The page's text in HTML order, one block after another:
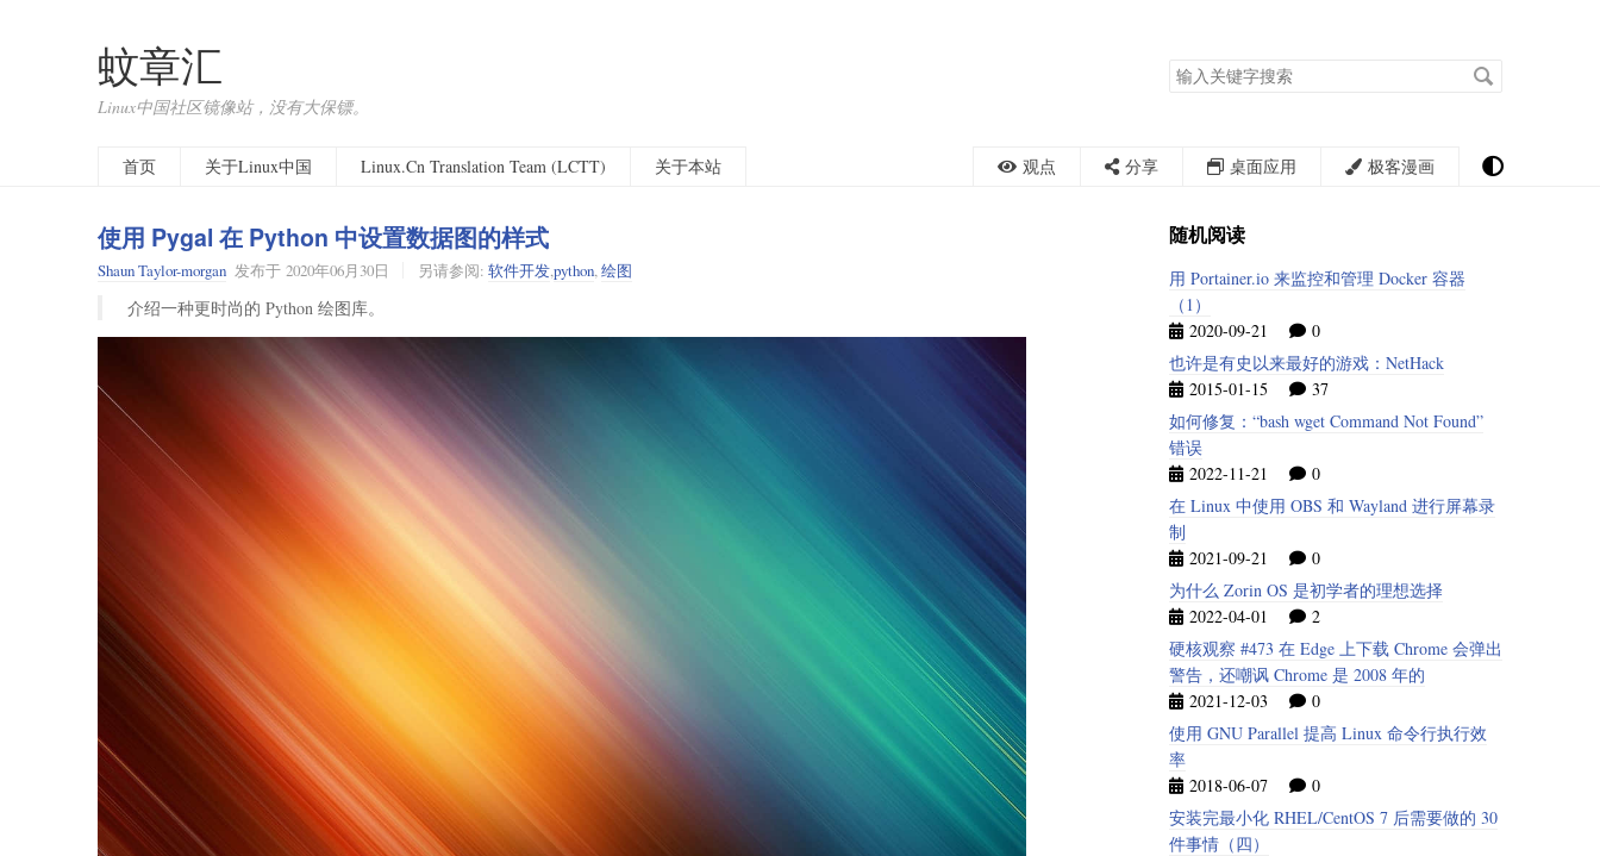
蚊章汇
Linux中国社区镜像站，没有大保镖。
搜
索
首页
关于Linux中国 Linux.Cn Translation Team (LCTT) 关于本站 观点 分享 桌面应用 极客漫画
使用 Pygal 在 Python 中设置数据图的样式
Shaun Taylor-morgan 发布于 2020年06月30日 另请参阅: 软件开发,python,绘图
介绍一种更时尚的 Python 绘图库。
随机阅读
用 Portainer.io 来监控和管理 Docker 容器
（1）
2020-09-21
0
也许是有史以来最好的游戏：NetHack
2015-01-15
37
如何修复：“bash wget Command Not Found”
错误
2022-11-21
0
在 Linux 中使用 OBS 和 Wayland 进行屏幕录
制
2021-09-21
0
为什么 Zorin OS 是初学者的理想选择
2022-04-01
2
硬核观察 #473 在 Edge 上下载 Chrome 会弹出
警告，还嘲讽 Chrome 是 2008 年的
2021-12-03
0
使用 GNU Parallel 提高 Linux 命令行执行效
率
2018-06-07
0
安装完最小化 RHEL/CentOS 7 后需要做的 30
件事情（四）